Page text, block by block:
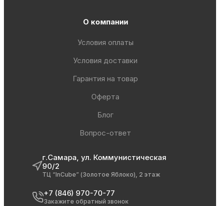
О компании
Условия оплаты
Условия доставки
Гарантия на товар
Оферта
Блог
Вопрос-ответ
г.Самара, ул. Коммунистическая
90/2
ТЦ “InCube” (Золотое Яблоко), 2 этаж
+7 (846) 970-70-77
Закажите обратный звонок